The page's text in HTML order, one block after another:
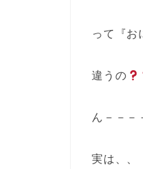
って『お
違うの
ん－－－
実は、、